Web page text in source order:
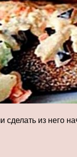
из него